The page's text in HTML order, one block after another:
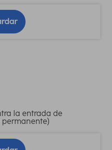
la entrada de